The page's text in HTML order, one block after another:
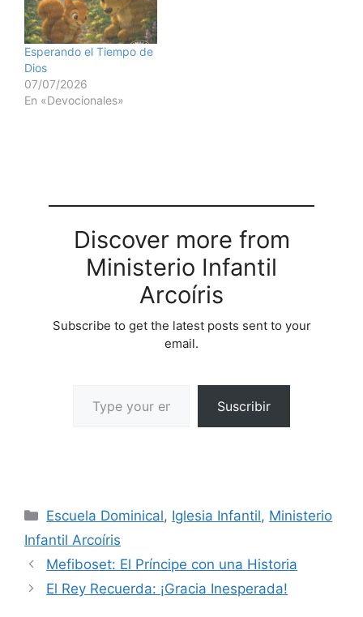
Esperando el Tiempo de
Dios
07/07/2026
En «Devocionales»
Discover more from
Ministerio Infantil
Arcoíris
Subscribe to get the latest posts sent to your
email.
Suscribir
Escuela Dominical, Iglesia Infantil, Ministerio
Infantil Arcoíris
Mefiboset: El Príncipe con una Historia
El Rey Recuerda: ¡Gracia Inesperada!